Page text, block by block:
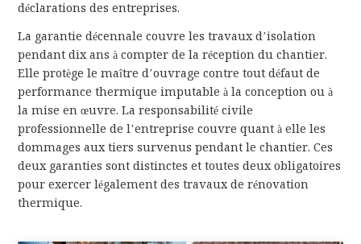
déclarations des entreprises.
La garantie décennale couvre les travaux d’isolation
pendant dix ans à compter de la réception du chantier.
Elle protège le maître d’ouvrage contre tout défaut de
performance thermique imputable à la conception ou à
la mise en œuvre. La responsabilité civile
professionnelle de l’entreprise couvre quant à elle les
dommages aux tiers survenus pendant le chantier. Ces
deux garanties sont distinctes et toutes deux obligatoires
pour exercer légalement des travaux de rénovation
thermique.